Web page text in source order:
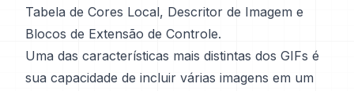
Tabela de Cores Local, Descritor de Imagem e
Blocos de Extensão de Controle.
Uma das características mais distintas dos GIFs é
sua capacidade de incluir várias imagens em um